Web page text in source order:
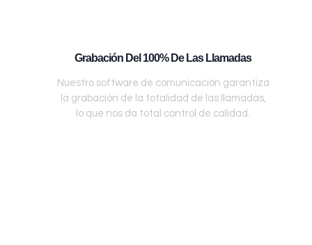
Grabación Del 100% De Las Llamadas
Nuestro software de comunicación garantiza
la grabación de la totalidad de las llamadas,
lo que nos da total control de calidad.